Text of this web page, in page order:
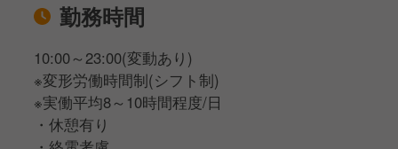
勤務時間
10:00～23:00(変動あり)
※変形労働時間制(シフト制)
※実働平均8～10時間程度/日
・休憩有り